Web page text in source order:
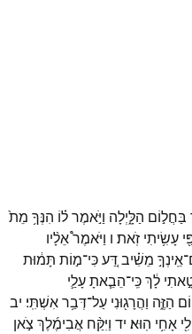
בַּחֲל֣וֹם הַלָּ֑יְלָה וַיֹּ֣אמֶרל֗וֹ הִנְּךָ֥ מֵת֙
עָשִׂ֥יתִי זֹֽאת׃ ו וַיֹּאמֶר֩אֵלָ֨יו
אֵֽינְךָ֣ מֵשִׁ֗יבדַּ֚עכִּי־מ֣וֹת תָּמ֔וּת
לָ֔ךְכִּֽי־הֵבֵ֧אתָעָלַ֛י
הַזֶּ֑ה וַהֲרָג֖וּנִי עַל־דְּבַ֥ראִשְׁתִּֽי׃ יב
לִ֖י אָחִ֥י הֽוּא׃ יד וַיִּקַּ֨ח אֲבִימֶ֜לֶךְ צֹ֣אן